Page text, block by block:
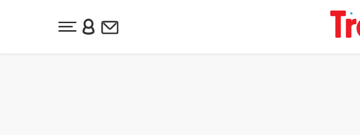
Desplegar menú principal
Inicia sesión o regístrate
Newsletter